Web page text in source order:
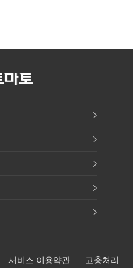
서비스 이용약관
고충처리